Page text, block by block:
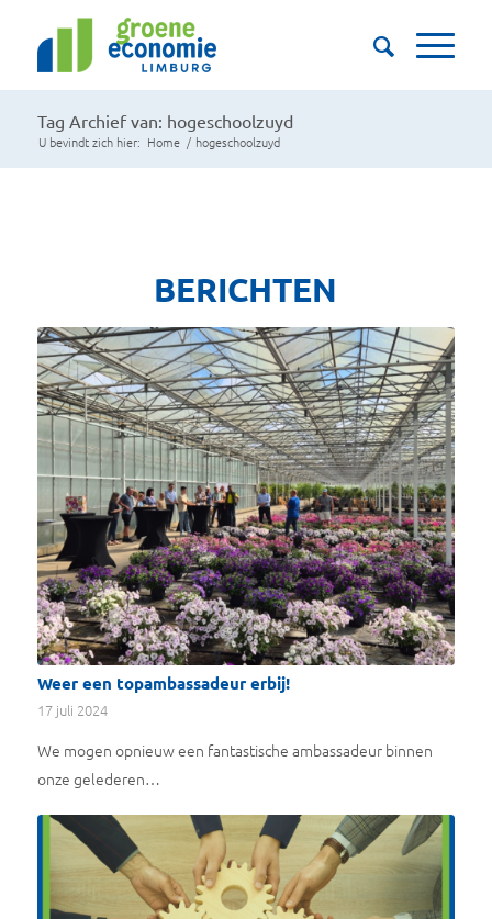
Tag Archief van: hogeschoolzuyd
U bevindt zich hier: Home / hogeschoolzuyd
BERICHTEN
Weer een topambassadeur erbij!
17 juli 2024
We mogen opnieuw een fantastische ambassadeur binnen
onze gelederen…